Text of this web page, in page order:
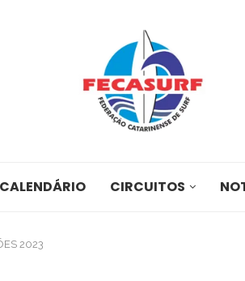
CALENDÁRIO CIRCUITOS
2023